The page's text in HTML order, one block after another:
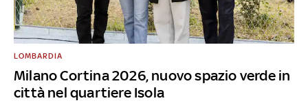
Milano Cortina 2026, nuovo spazio verde in
città nel quartiere Isola
LOMBARDIA